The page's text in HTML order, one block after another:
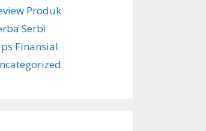
Produk
Serbi
Finansial